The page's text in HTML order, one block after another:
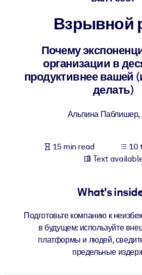
BY SYSTEM
Bring bite-sized, verified knowledge
learning results.
For Corporate Libraries
Enrich your corporate library with
Fuel your AI systems with reliable,
Взрывной
Почему
организации в
продуктивнее вашей
делать)
Альпина Паблишер,
15 min read
10
Text
What's
Подготовьте компанию к
в будущем: используйте
платформы и людей,
предельные